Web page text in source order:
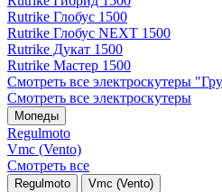
Rutrike Глобус 1500
Rutrike Глобус NEXT 1500
Rutrike Дукат 1500
Rutrike Мастер 1500
Смотреть все электро­скутеры
Смотреть все электро­скутеры
Мопеды
Regulmoto
Vmc (Vento)
Смотреть все
Regulmoto Vmc (Vento)